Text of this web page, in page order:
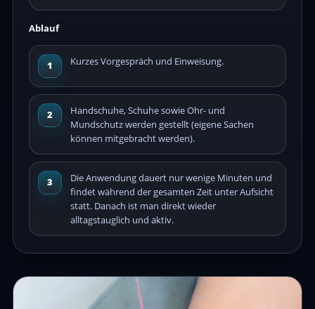
Ablauf
1 Kurzes Vorgespräch und Einweisung.
2
Handschuhe, Schuhe sowie Ohr- und
Mundschutz werden gestellt (eigene Sachen
können mitgebracht werden).
3
Die Anwendung dauert nur wenige Minuten und
findet während der gesamten Zeit unter Aufsicht
statt. Danach ist man direkt wieder
alltagstauglich und aktiv.